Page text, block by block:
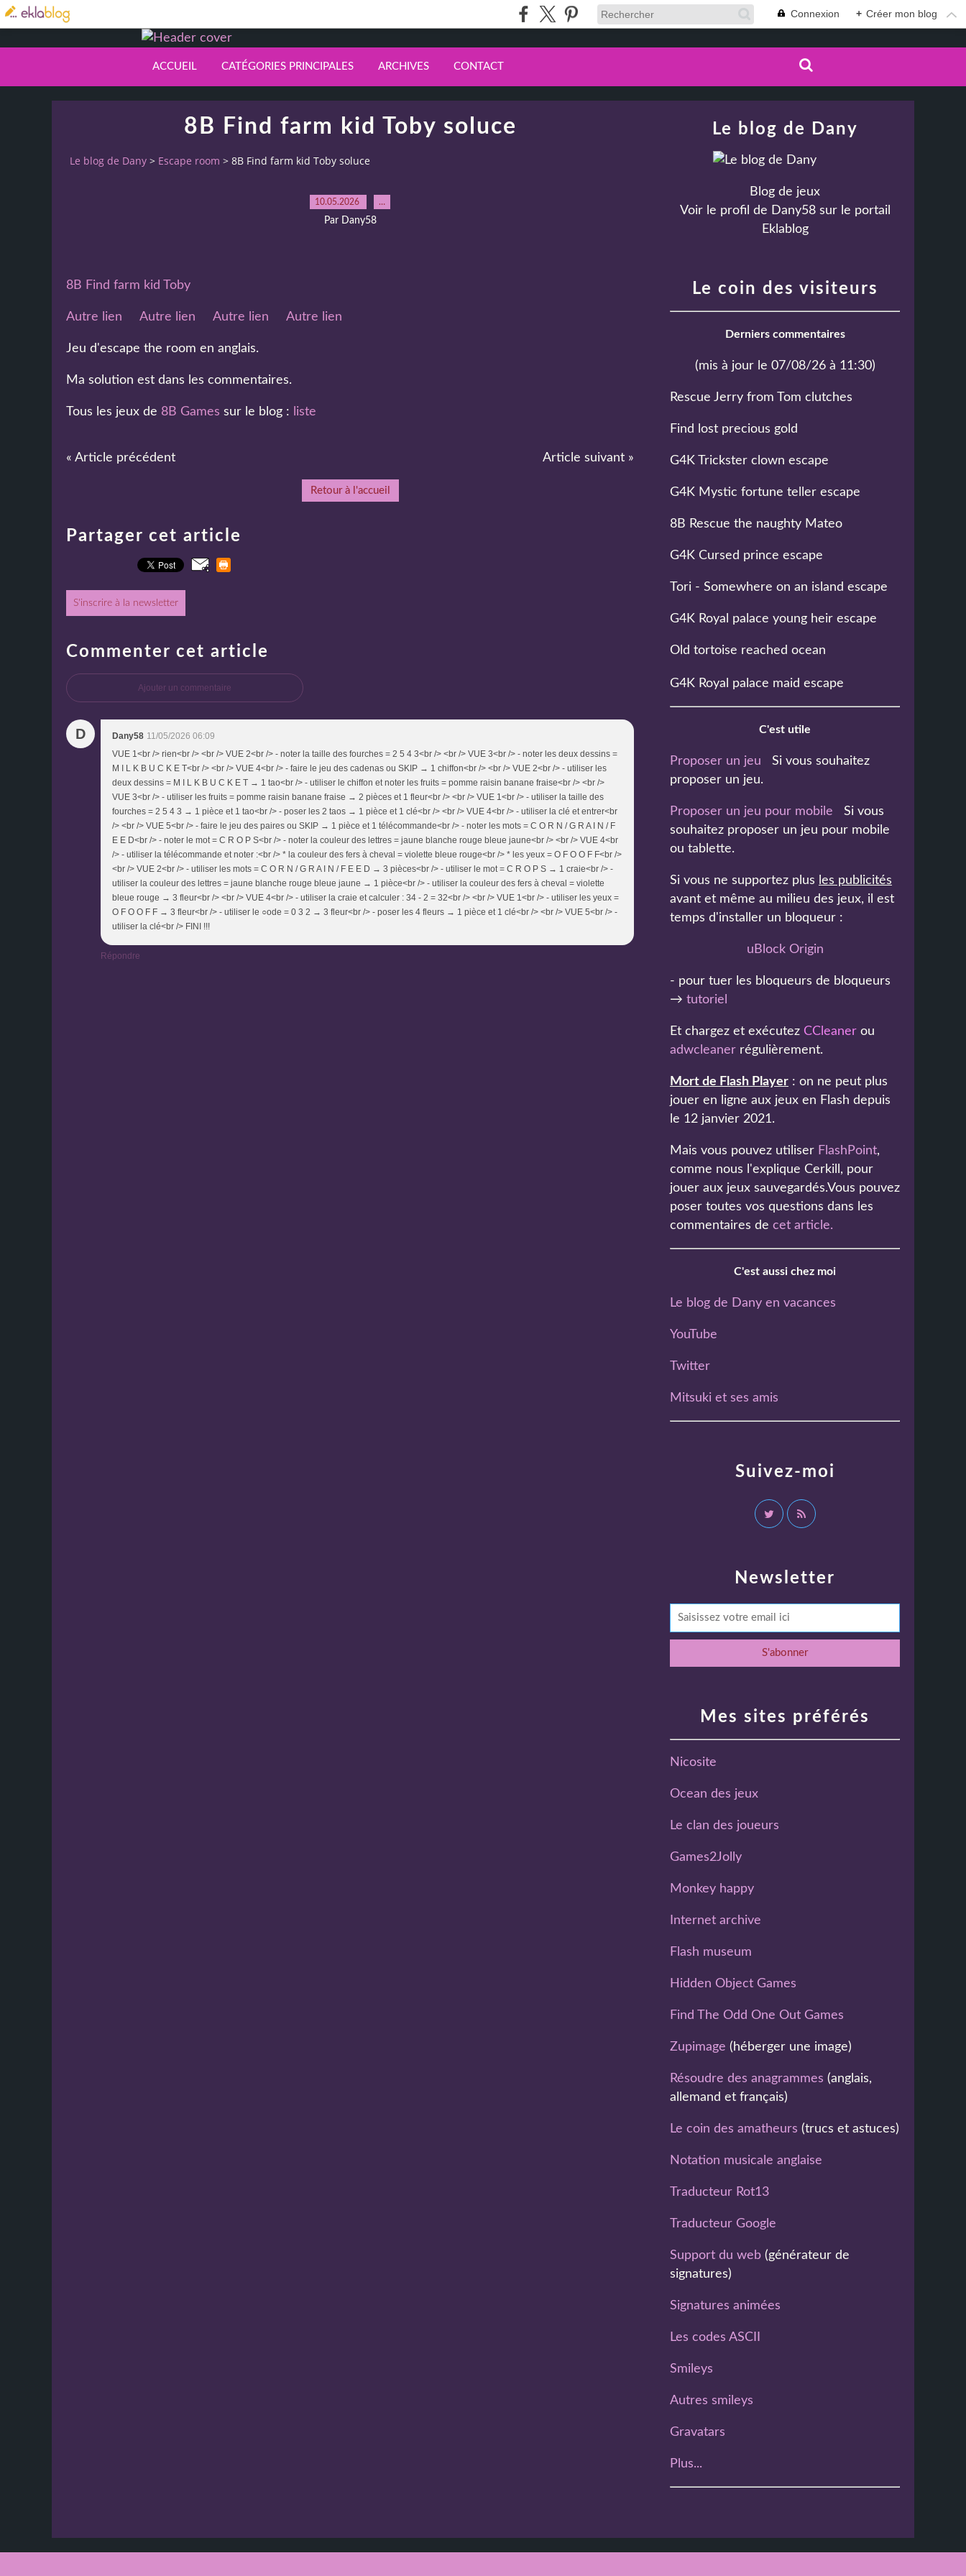
Connexion + Créer mon blog
ACCUEIL CATÉGORIES PRINCIPALES ARCHIVES CONTACT
8B Find farm kid Toby soluce
Le blog de Dany > Escape room > 8B Find farm kid Toby soluce
10.05.2026 …
Par Dany58
8B Find farm kid Toby
Autre lien Autre lien Autre lien Autre lien
Jeu d'escape the room en anglais.
Ma solution est dans les commentaires.
Tous les jeux de 8B Games sur le blog : liste
« Article précédent Article suivant »
Retour à l'accueil
Partager cet article
S'inscrire à la newsletter
Commenter cet article
Ajouter un commentaire
D Dany58 11/05/2026 06:09
VUE 1<br /> rien<br /> <br /> VUE 2<br /> - noter la taille des fourches = 2 5 4 3<br /> <br /> VUE 3<br /> - noter les deux dessins =
M I L K B U C K E T<br /> <br /> VUE 4<br /> - faire le jeu des cadenas ou SKIP → 1 chiffon<br /> <br /> VUE 2<br /> - utiliser les
deux dessins = M I L K B U C K E T → 1 tao<br /> - utiliser le chiffon et noter les fruits = pomme raisin banane fraise<br /> <br />
VUE 3<br /> - utiliser les fruits = pomme raisin banane fraise → 2 pièces et 1 fleur<br /> <br /> VUE 1<br /> - utiliser la taille des
fourches = 2 5 4 3 → 1 pièce et 1 tao<br /> - poser les 2 taos → 1 pièce et 1 clé<br /> <br /> VUE 4<br /> - utiliser la clé et entrer<br
/> <br /> VUE 5<br /> - faire le jeu des paires ou SKIP → 1 pièce et 1 télécommande<br /> - noter les mots = C O R N / G R A I N / F
E E D<br /> - noter le mot = C R O P S<br /> - noter la couleur des lettres = jaune blanche rouge bleue jaune<br /> <br /> VUE 4<br
/> - utiliser la télécommande et noter :<br /> * la couleur des fers à cheval = violette bleue rouge<br /> * les yeux = O F O O F F<br />
<br /> VUE 2<br /> - utiliser les mots = C O R N / G R A I N / F E E D → 3 pièces<br /> - utiliser le mot = C R O P S → 1 craie<br /> -
utiliser la couleur des lettres = jaune blanche rouge bleue jaune → 1 pièce<br /> - utiliser la couleur des fers à cheval = violette
bleue rouge → 3 fleur<br /> <br /> VUE 4<br /> - utiliser la craie et calculer : 34 - 2 = 32<br /> <br /> VUE 1<br /> - utiliser les yeux =
O F O O F F → 3 fleur<br /> - utiliser le ○ode = 0 3 2 → 3 fleur<br /> - poser les 4 fleurs → 1 pièce et 1 clé<br /> <br /> VUE 5<br /> -
utiliser la clé<br /> FINI !!!
Répondre
Newsletter
Le blog de Dany
Blog de jeux
Voir le profil de Dany58sur le portail
Eklablog
Suivez-moi
Mes sites préférés
Nicosite
Ocean des jeux
Le clan des joueurs
Games2Jolly
Monkey happy
Internet archive
Flash museum
Hidden Object Games
Find The Odd One Out Games
Zupimage (héberger une image)
Résoudre des anagrammes (anglais,
allemand et français)
Le coin des amatheurs (trucs et astuces)
Notation musicale anglaise
Traducteur Rot13
Traducteur Google
Support du web (générateur de
signatures)
Signatures animées
Les codes ASCII
Smileys
Autres smileys
Gravatars
Plus...
Le coin des visiteurs
Derniers commentaires
(mis à jour le 07/08/26 à 11:30)
Rescue Jerry from Tom clutches
Find lost precious gold
G4K Trickster clown escape
G4K Mystic fortune teller escape
8B Rescue the naughty Mateo
G4K Cursed prince escape
Tori - Somewhere on an island escape
G4K Royal palace young heir escape
Old tortoise reached ocean
G4K Royal palace maid escape
C'est utile
Proposer un jeu Si vous souhaitez
proposer un jeu.
Proposer un jeu pour mobile Si vous
souhaitez proposer un jeu pour mobile
ou tablette.
Si vous ne supportez plus les publicités
avant et même au milieu des jeux, il est
temps d'installer un bloqueur :
uBlock Origin
- pour tuer les bloqueurs de bloqueurs
→ tutoriel
Et chargez et exécutez CCleaner ou
adwcleaner régulièrement.
Mort de Flash Player : on ne peut plus
jouer en ligne aux jeux en Flash depuis
le 12 janvier 2021.
Mais vous pouvez utiliser FlashPoint,
comme nous l'explique Cerkill, pour
jouer aux jeux sauvegardés.Vous pouvez
poser toutes vos questions dans les
commentaires de cet article.
C'est aussi chez moi
Le blog de Dany en vacances
YouTube
Twitter
Mitsuki et ses amis